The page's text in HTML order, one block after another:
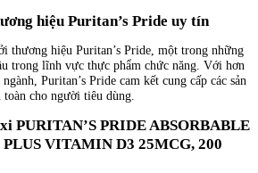
hiệu Puritan’s Pride uy tín
thương hiệu Puritan’s Pride, một trong những
trong lĩnh vực thực phẩm chức năng. Với hơn
Puritan’s Pride cam kết cung cấp các sản
toàn cho người tiêu dùng.
PURITAN’S PRIDE ABSORBABLE
VITAMIN D3 25MCG, 200